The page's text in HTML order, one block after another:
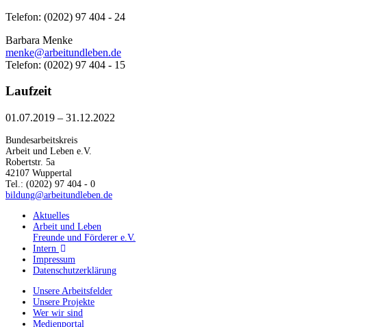
Telefon: (0202) 97 404 - 24
Barbara Menke
menke@arbeitundleben.de
Telefon: (0202) 97 404 - 15
Laufzeit
01.07.2019 – 31.12.2022
Bundesarbeitskreis
Arbeit und Leben e.V.
Robertstr. 5a
42107 Wuppertal
Tel.: (0202) 97 404 - 0
bildung@arbeitundleben.de
Aktuelles
Arbeit und Leben
Freunde und Förderer e.V.
Intern
Impressum
Datenschutzerklärung
Unsere Arbeitsfelder
Unsere Projekte
Wer wir sind
Medienportal